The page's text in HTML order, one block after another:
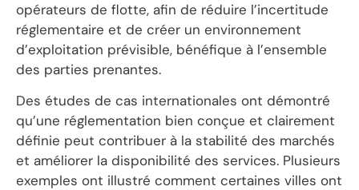
opérateurs de flotte, afin de réduire l’incertitude
réglementaire et de créer un environnement
d’exploitation prévisible, bénéfique à l’ensemble
des parties prenantes.
Des études de cas internationales ont démontré
qu’une réglementation bien conçue et clairement
définie peut contribuer à la stabilité des marchés
et améliorer la disponibilité des services. Plusieurs
exemples ont illustré comment certaines villes ont